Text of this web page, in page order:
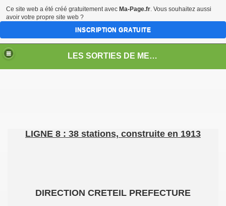
LES SORTIES DE METRO
LIGNE 8 : 38 stations, construite en 1913
DIRECTION CRETEIL PREFECTURE
Ce site web a été créé gratuitement avec Ma-Page.fr. Vous souhaitez aussi
avoir votre propre site web ?
INSCRIPTION GRATUITE